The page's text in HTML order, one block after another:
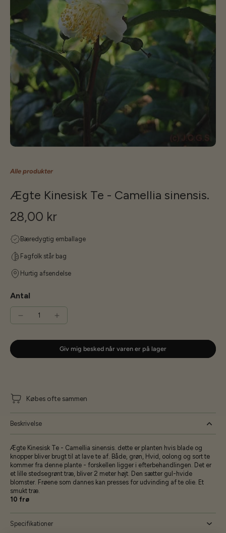
Alle produkter
Ægte Kinesisk Te - Camellia sinensis.
28,00 kr
Bæredygtig emballage
Fagfolk står bag
Hurtig afsendelse
Antal
Giv mig besked når varen er på lager
Købes ofte sammen
Beskrivelse
Ægte Kinesisk Te - Camellia sinensis. dette er planten hvis blade og
knopper bliver brugt til at lave te af. Både, grøn, Hvid, oolong og sort te
kommer fra denne plante - forskellen ligger i efterbehandlingen. Det er
et lille stedsegrønt træ, bliver 2 meter højt. Den sætter gul-hvide
blomster. Frøene som dannes kan presses for udvinding af te olie. Et
smukt træ.
10 frø
Specifikationer